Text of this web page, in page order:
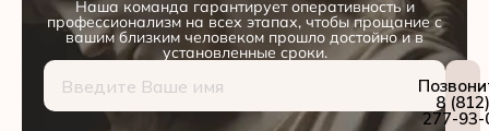
Наша команда гарантирует оперативность и
профессионализм на всех этапах, чтобы прощание с
вашим близким человеком прошло достойно и в
установленные сроки.
8 (812)
277-93-